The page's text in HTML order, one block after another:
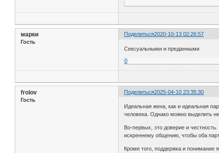
Поделиться2020-10-13 02:26:57
марки
Гость
Сексуальными и преданными
0
Поделиться2025-04-10 23:35:30
frolov
Гость
Идеальная жена, как и идеальная
человека. Однако можно выделить
Во-первых, это доверие и
искреннему общению, чтобы оба
Кроме того, поддержка и понимание